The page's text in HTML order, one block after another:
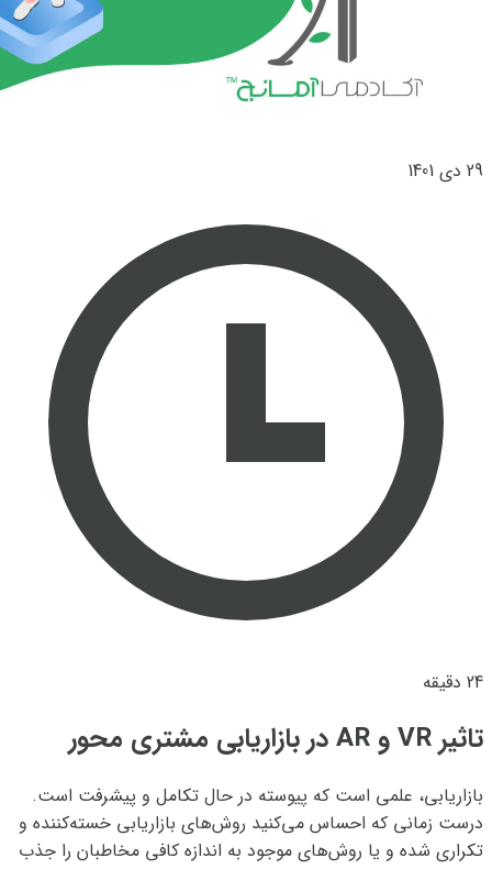
29 دی 1401
24 دقیقه
تاثیر VR و AR در بازاریابی مشتری محور
بازاریابی، علمی است که پیوسته در حال تکامل و پیشرفت است.
درست زمانی که احساس می‌کنید روش‌های بازاریابی خسته‌کننده و
تکراری شده و یا روش‌های موجود به اندازه کافی مخاطبان را جذب